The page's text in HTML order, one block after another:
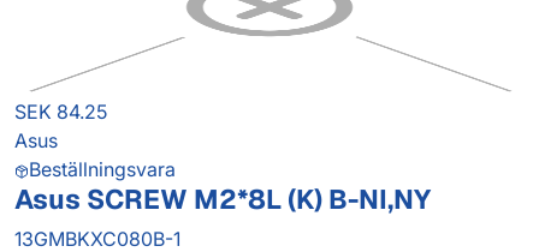
SEK 84.25
Asus
Beställningsvara
Asus SCREW M2*8L (K) B-NI,NY
13GMBKXC080B-1